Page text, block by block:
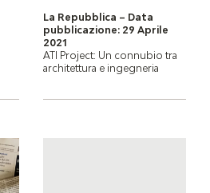
La Repubblica – Data
pubblicazione: 29 Aprile
2021
ATI Project: Un connubio tra
architettura e ingegneria